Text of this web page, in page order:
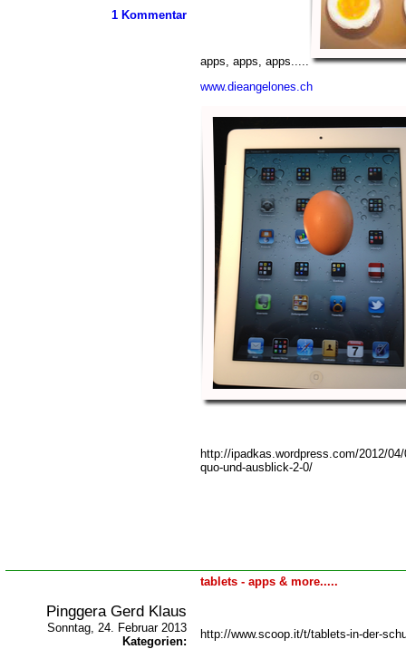
1 Kommentar
apps, apps, apps.....
www.dieangelones.ch
http://ipadkas.wordpress.com/2012/
quo-und-ausblick-2-0/
tablets - apps & more.....
Pinggera Gerd Klaus
Sonntag, 24. Februar 2013
Kategorien:
http://www.scoop.it/t/tablets-in-der-